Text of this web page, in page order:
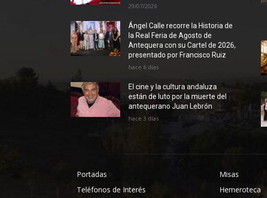
29/07/2026
Ángel Calle recorre la Historia de
la Real Feria de Agosto de
Antequera con su Cartel de 2026,
presentado por Francisco Ruiz
hace 6 días
El cine y la cultura andaluza
están de luto por la muerte del
antequerano Juan Lebrón
hace 3 días
Portadas
Teléfonos de Interés
Misas
Hemeroteca